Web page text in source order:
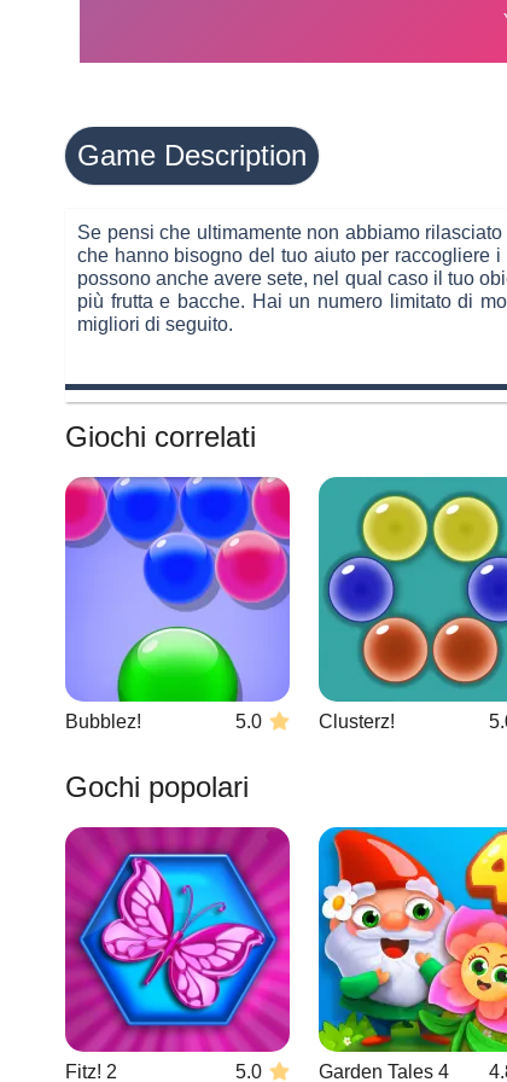
Game Description
Se pensi che ultimamente non abbiamo
che hanno bisogno del tuo aiuto per raccogliere
possono anche avere sete, nel qual caso il tuo
più frutta e bacche. Hai un numero limitato di
migliori di seguito.
Giochi correlati
Bubblez! 5.0 Clusterz!
Gochi popolari
Fitz! 2 5.0 Garden Tales 4